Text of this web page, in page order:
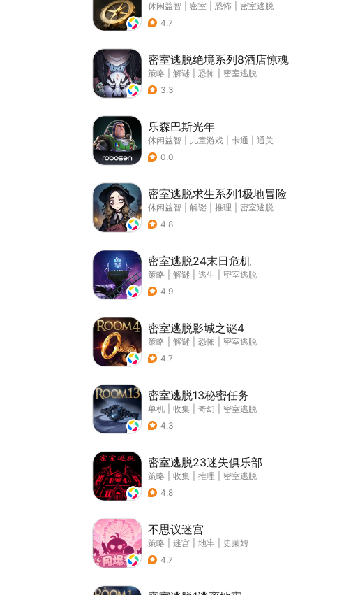
休闲益智 密室 恐怖
密室逃脱
4.7
密室逃脱绝境系列8酒店惊魂
策略 解谜 恐怖
密室逃脱
3.3
乐森巴斯光年
休闲益智 儿童游戏 卡通
通关
0.0
密室逃脱求生系列1极地冒险
休闲益智 解谜 推理
密室逃脱
4.8
密室逃脱24末日危机
策略 解谜 逃生
密室逃脱
4.9
密室逃脱影城之谜4
策略 解谜 恐怖
密室逃脱
4.7
密室逃脱13秘密任务
单机 收集 奇幻
密室逃脱
4.3
密室逃脱23迷失俱乐部
策略 收集 推理
密室逃脱
4.8
不思议迷宫
策略 迷宫 地牢
史莱姆
4.7